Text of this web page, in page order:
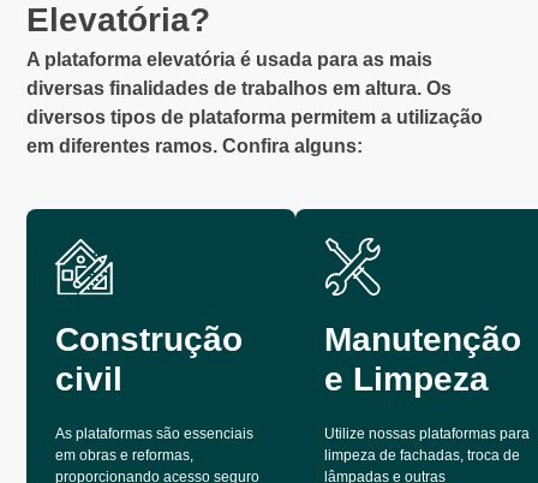
Elevatória?
A plataforma elevatória é usada para as mais
diversas finalidades de trabalhos em altura. Os
diversos tipos de plataforma permitem a utilização
em diferentes ramos. Confira alguns:
Construção
civil
As plataformas são essenciais
em obras e reformas,
proporcionando acesso seguro
Manutenção
e Limpeza
Utilize nossas plataformas para
limpeza de fachadas, troca de
lâmpadas e outras